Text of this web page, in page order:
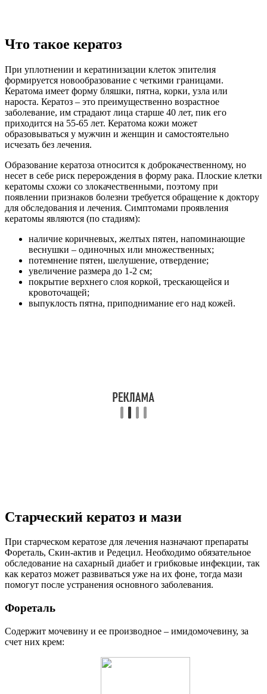
Что такое кератоз
При уплотнении и кератинизации клеток эпителия
формируется новообразование с четкими границами.
Кератома имеет форму бляшки, пятна, корки, узла или
нароста. Кератоз – это преимущественно возрастное
заболевание, им страдают лица старше 40 лет, пик его
приходится на 55-65 лет. Кератома кожи может
образовываться у мужчин и женщин и самостоятельно
исчезать без лечения.
Образование кератоза относится к доброкачественному, но
несет в себе риск перерождения в форму рака. Плоские клетки
кератомы схожи со злокачественными, поэтому при
появлении признаков болезни требуется обращение к доктору
для обследования и лечения. Симптомами проявления
кератомы являются (по стадиям):
наличие коричневых, желтых пятен, напоминающие
веснушки – одиночных или множественных;
потемнение пятен, шелушение, отвердение;
увеличение размера до 1-2 см;
покрытие верхнего слоя коркой, трескающейся и
кровоточащей;
выпуклость пятна, приподнимание его над кожей.
Старческий кератоз и мази
При старческом кератозе для лечения назначают препараты
Фореталь, Скин-актив и Редецил. Необходимо обязательное
обследование на сахарный диабет и грибковые инфекции, так
как кератоз может развиваться уже на их фоне, тогда мази
помогут после устранения основного заболевания.
Фореталь
Содержит мочевину и ее производное – имидомочевину, за
счет них крем: